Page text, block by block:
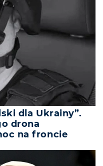
dla Ukrainy”.
drona
na froncie